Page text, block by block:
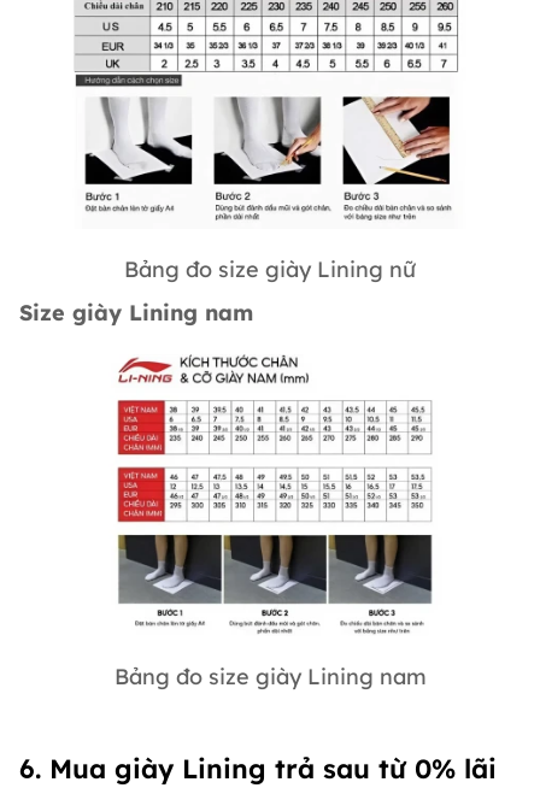
Bảng đo size giày Lining nữ
Size giày Lining nam
Bảng đo size giày Lining nam
6. Mua giày Lining trả sau từ 0% lãi